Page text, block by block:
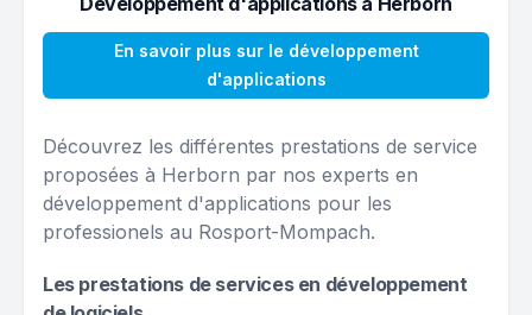
En savoir plus sur le développement
d'applications
Découvrez les différentes prestations de service
proposées à Herborn par nos experts en
développement d'applications pour les
professionels au Rosport-Mompach.
Les prestations de services en développement